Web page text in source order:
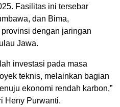
Fasilitas ini tersebar
dan Bima,
dengan jaringan
Jawa.
investasi pada masa
teknis, melainkan bagian
ekonomi rendah karbon,”
Heny Purwanti.